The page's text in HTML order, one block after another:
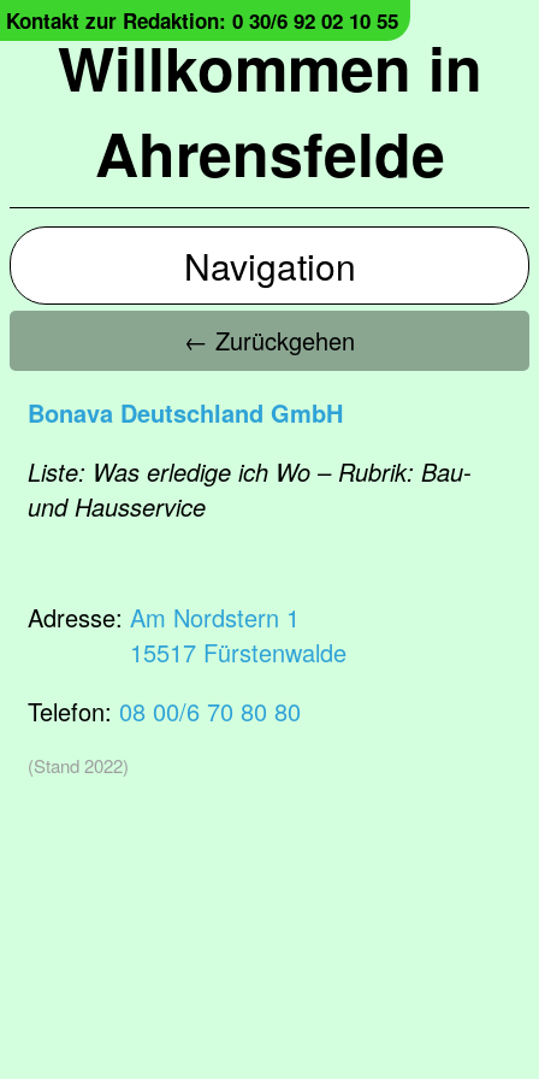
Willkommen in
Ahrensfelde
Kontakt zur Redaktion: 0 30/6 92 02 10 55
Navigation
← Zurückgehen
Bonava Deutschland GmbH
Liste: Was erledige ich Wo – Rubrik: Bau-
und Hausservice
Adresse: Am Nordstern 1
15517 Fürstenwalde
Telefon: 08 00/6 70 80 80
(Stand 2022)